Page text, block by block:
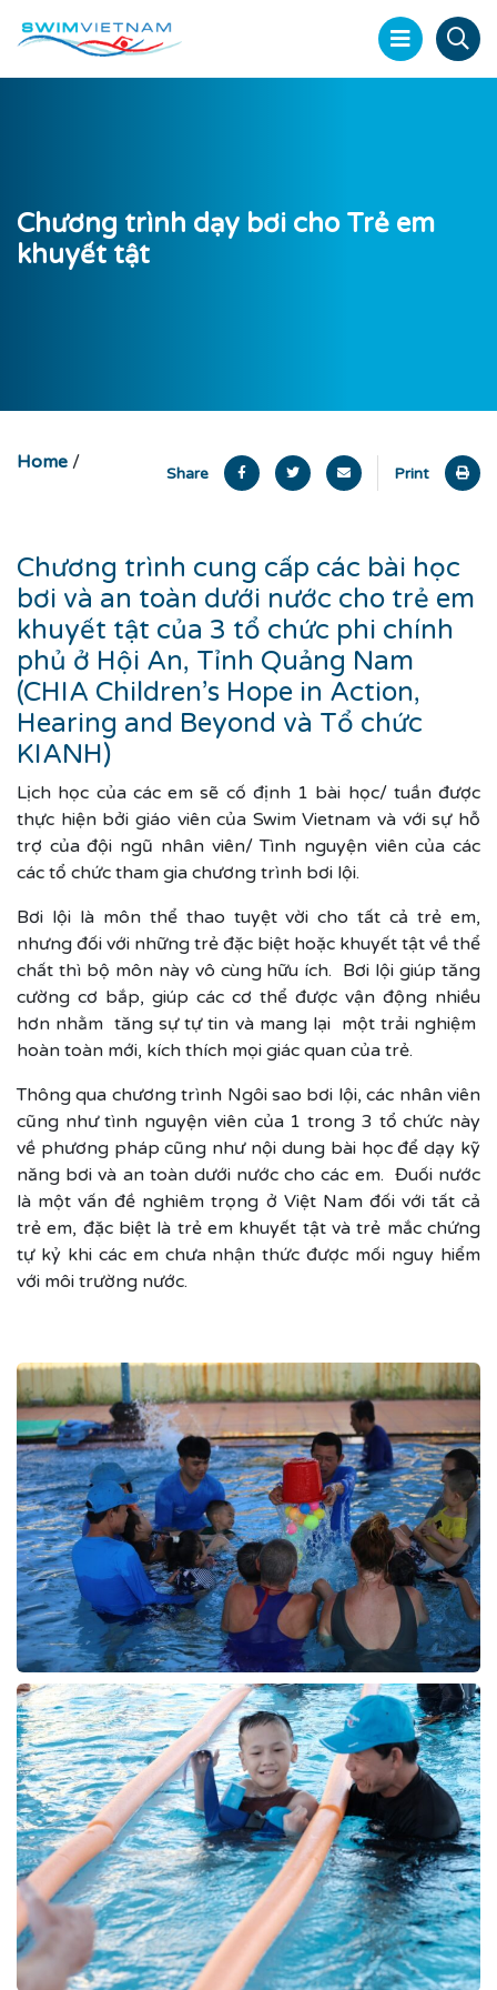
Chương trình dạy bơi cho Trẻ em
khuyết tật
Home / Share Print
Chương trình cung cấp các bài học
bơi và an toàn dưới nước cho trẻ em
khuyết tật của 3 tổ chức phi chính
phủ ở Hội An, Tỉnh Quảng Nam
(CHIA Children’s Hope in Action,
Hearing and Beyond và Tổ chức
KIANH)
Lịch học của các em sẽ cố định 1 bài học/ tuần được
thực hiện bởi giáo viên của Swim Vietnam và với sự hỗ
trợ của đội ngũ nhân viên/ Tình nguyện viên của các
các tổ chức tham gia chương trình bơi lội.
Bơi lội là môn thể thao tuyệt vời cho tất cả trẻ em,
nhưng đối với những trẻ đặc biệt hoặc khuyết tật về thể
chất thì bộ môn này vô cùng hữu ích. Bơi lội giúp tăng
cường cơ bắp, giúp các cơ thể được vận động nhiều
hơn nhằm tăng sự tự tin và mang lại một trải nghiệm
hoàn toàn mới, kích thích mọi giác quan của trẻ.
Thông qua chương trình Ngôi sao bơi lội, các nhân viên
cũng như tình nguyện viên của 1 trong 3 tổ chức này
về phương pháp cũng như nội dung bài học để dạy kỹ
năng bơi và an toàn dưới nước cho các em. Đuối nước
là một vấn đề nghiêm trọng ở Việt Nam đối với tất cả
trẻ em, đặc biệt là trẻ em khuyết tật và trẻ mắc chứng
tự kỷ khi các em chưa nhận thức được mối nguy hiểm
với môi trường nước.